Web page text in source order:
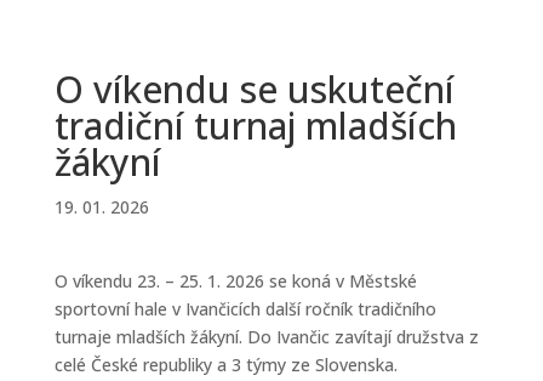
O víkendu se uskuteční
tradiční turnaj mladších
žákyní
19. 01. 2026
O víkendu 23. – 25. 1. 2026 se koná v Městské
sportovní hale v Ivančicích další ročník tradičního
turnaje mladších žákyní. Do Ivančic zavítají družstva z
celé České republiky a 3 týmy ze Slovenska.